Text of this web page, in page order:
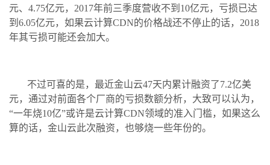
元、4.75亿元，2017年前三季度营收不到10亿元，亏损已达
到6.05亿元，如果云计算CDN的价格战还不停止的话，2018
年其亏损可能还会加大。
不过可喜的是，最近金山云47天内累计融资了7.2亿美
元，通过对前面各个厂商的亏损数额分析，大致可以认为，
“一年烧10亿”或许是云计算CDN领域的准入门槛，如果这么
算的话，金山云此次融资，也够烧一些年份的。